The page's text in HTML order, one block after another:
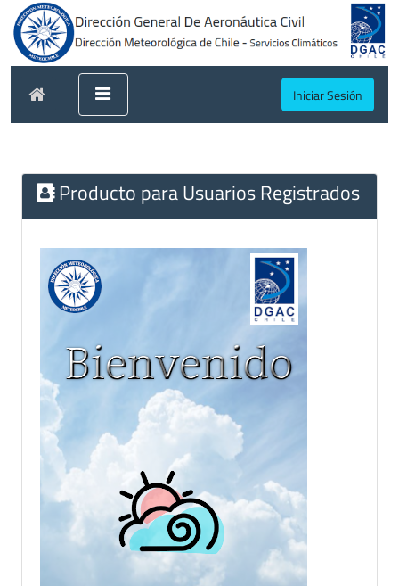
Iniciar Sesión
Producto para Usuarios Registrados